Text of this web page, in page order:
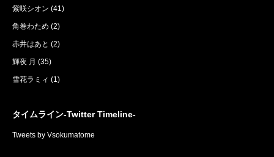
紫咲シオン (41)
角巻わため (2)
赤井はあと (2)
輝夜 月 (35)
雪花ラミィ (1)
タイムライン-Twitter Timeline-
Tweets by Vsokumatome